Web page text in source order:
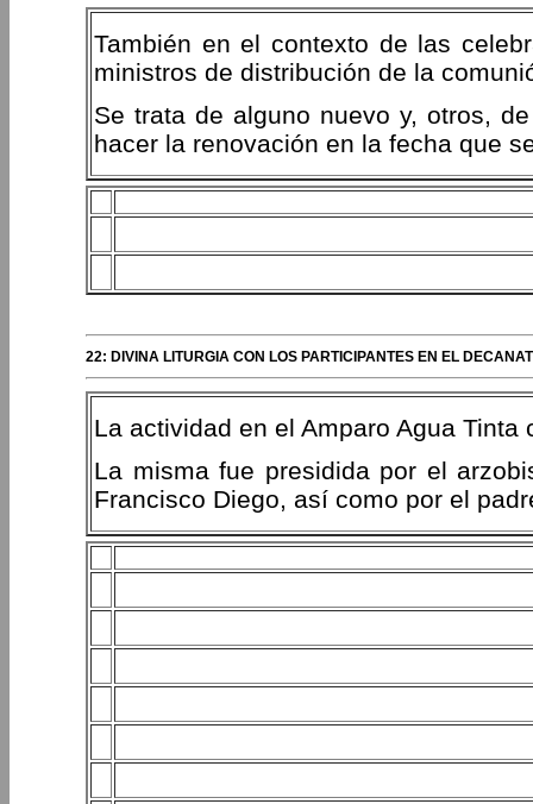
También en el contexto de las
ministros de distribución de la
Se trata de alguno nuevo y, otros,
hacer la renovación en la fecha que
22: DIVINA LITURGIA CON LOS PARTICIPANTES EN EL
La actividad en el Amparo Agua
La misma fue presidida por el
Francisco Diego, así como por el